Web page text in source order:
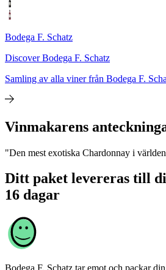
Bodega F. Schatz
Discover Bodega F. Schatz
Samling av alla viner från Bodega F.
Vinmakarens
"Den mest exotiska Chardonnay i
Ditt paket levereras till
16 dagar